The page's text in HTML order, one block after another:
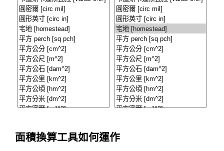
面積換算工具如何運作